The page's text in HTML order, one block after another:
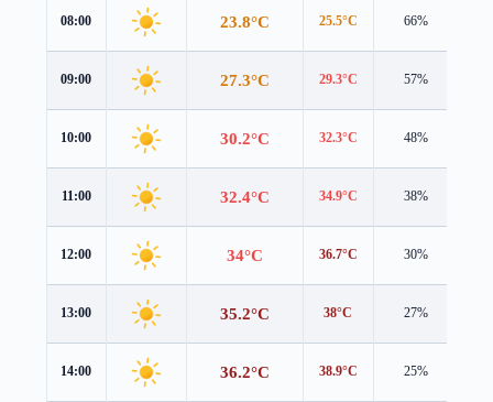
08:00 23.8°C 25.5°C 66%
09:00 27.3°C 29.3°C 57%
10:00 30.2°C 32.3°C 48%
11:00 32.4°C 34.9°C 38%
12:00 34°C 36.7°C 30%
13:00 35.2°C 38°C 27%
14:00 36.2°C 38.9°C 25%